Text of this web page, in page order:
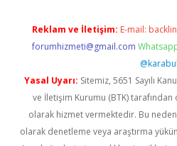
Reklam ve İletişim: E-mail:
forumhizmeti@gmail.com
@karabul
Yasal Uyarı: Sitemiz, 5651 Sayılı
ve İletişim Kurumu (BTK) tarafından
olarak hizmet vermektedir. Bu
olarak denetleme veya araştırma